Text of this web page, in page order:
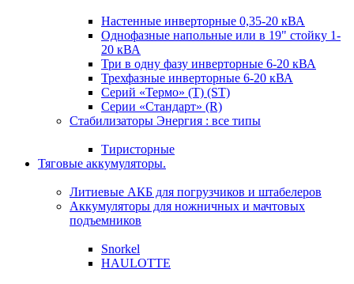
Настенные инверторные 0,35-20 кВА
Однофазные напольные или в 19" стойку 1-
20 кВА
Три в одну фазу инверторные 6-20 кВА
Трехфазные инверторные 6-20 кВА
Серий «Термо» (T) (ST)
Серии «Стандарт» (R)
Стабилизаторы Энергия : все типы
Тиристорные
Тяговые аккумуляторы.
Литиевые АКБ для погрузчиков и штабелеров
Аккумуляторы для ножничных и мачтовых
подъемников
Snorkel
HAULOTTE